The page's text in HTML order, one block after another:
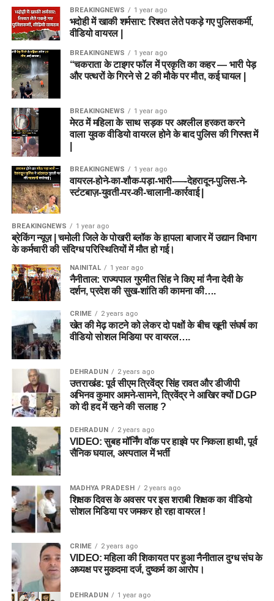
BREAKINGNEWS 1 year ago
भदोही में खाकी शर्मसार: रिश्वत लेते पकड़े गए पुलिसकर्मी,
वीडियो वायरल |
BREAKINGNEWS 1 year ago
“चकराता के टाइगर फॉल में प्रकृति का कहर — भारी पेड़
और पत्थरों के गिरने से 2 की मौके पर मौत, कई घायल |
BREAKINGNEWS 1 year ago
मेरठ में महिला के साथ सड़क पर अश्लील हरकत करने
वाला युवक वीडियो वायरल होने के बाद पुलिस की गिरफ्त में
BREAKINGNEWS 1 year ago
वायरल-होने-का-शौक-पड़ा-भारी-—-देहरादून-पुलिस-ने-
स्टंटबाज़-युवती-पर-की-चालानी-कार्रवाई |
BREAKINGNEWS 1 year ago
ब्रेकिंग न्यूज़ | चमोली जिले के पोखरी ब्लॉक के हापला बाजार में उद्यान विभाग
के कर्मचारी की संदिग्ध परिस्थितियों में मौत हो गई।
NAINITAL 1 year ago
नैनीताल: राज्यपाल गुरमीत सिंह ने किए मां नैना देवी के
दर्शन, प्रदेश की सुख-शांति की कामना की….
CRIME 2 years ago
खेत की मेढ़ काटने को लेकर दो पक्षों के बीच खूनी संघर्ष का
वीडियो सोशल मिडिया पर वायरल….
DEHRADUN 2 years ago
उत्तराखंड: पूर्व सीएम त्रिवेंद्र सिंह रावत और डीजीपी
अभिनव कुमार आमने-सामने, त्रिवेंद्र ने आखिर क्यों DGP
को दी हद में रहने की सलाह ?
DEHRADUN 2 years ago
VIDEO: सुबह मॉर्निंग वॉक पर हाइवे पर निकला हाथी, पूर्व
सैनिक घयाल, अस्पताल में भर्ती
MADHYA PRADESH 2 years ago
शिक्षक दिवस के अवसर पर इस शराबी शिक्षक का वीडियो
सोशल मिडिया पर जमकर हो रहा वायरल !
CRIME 2 years ago
VIDEO: महिला की शिकायत पर हुआ नैनीताल दुग्ध संघ के
अध्यक्ष पर मुकदमा दर्ज, दुष्कर्म का आरोप।
DEHRADUN 1 year ago